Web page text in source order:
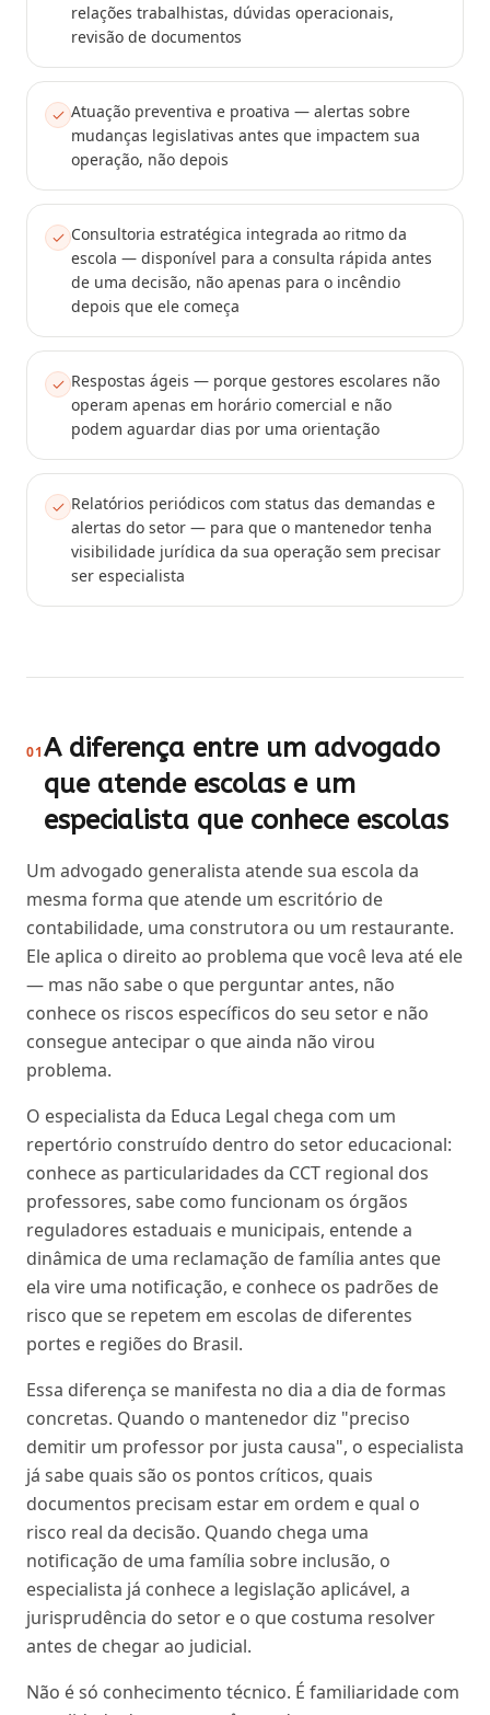
relações trabalhistas, dúvidas operacionais,
revisão de documentos
Atuação preventiva e proativa — alertas sobre
mudanças legislativas antes que impactem sua
operação, não depois
Consultoria estratégica integrada ao ritmo da
escola — disponível para a consulta rápida antes
de uma decisão, não apenas para o incêndio
depois que ele começa
Respostas ágeis — porque gestores escolares não
operam apenas em horário comercial e não
podem aguardar dias por uma orientação
Relatórios periódicos com status das demandas e
alertas do setor — para que o mantenedor tenha
visibilidade jurídica da sua operação sem precisar
ser especialista
01A diferença entre um advogado
que atende escolas e um
especialista que conhece escolas
Um advogado generalista atende sua escola da
mesma forma que atende um escritório de
contabilidade, uma construtora ou um restaurante.
Ele aplica o direito ao problema que você leva até ele
— mas não sabe o que perguntar antes, não
conhece os riscos específicos do seu setor e não
consegue antecipar o que ainda não virou
problema.
O especialista da Educa Legal chega com um
repertório construído dentro do setor educacional:
conhece as particularidades da CCT regional dos
professores, sabe como funcionam os órgãos
reguladores estaduais e municipais, entende a
dinâmica de uma reclamação de família antes que
ela vire uma notificação, e conhece os padrões de
risco que se repetem em escolas de diferentes
portes e regiões do Brasil.
Essa diferença se manifesta no dia a dia de formas
concretas. Quando o mantenedor diz "preciso
demitir um professor por justa causa", o especialista
já sabe quais são os pontos críticos, quais
documentos precisam estar em ordem e qual o
risco real da decisão. Quando chega uma
notificação de uma família sobre inclusão, o
especialista já conhece a legislação aplicável, a
jurisprudência do setor e o que costuma resolver
antes de chegar ao judicial.
Não é só conhecimento técnico. É familiaridade com